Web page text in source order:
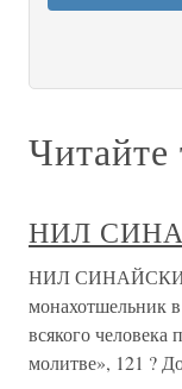
Читайте
НИЛ
НИЛ
монахотшельник
всякого человека
молитве», 121 ?